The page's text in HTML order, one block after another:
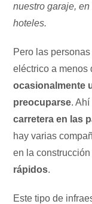
nuestro garaje,
hoteles.
Pero las
eléctrico a menos
ocasionalmente
preocuparse.
carretera en las
hay varias
en la
rápidos.
Este tipo de